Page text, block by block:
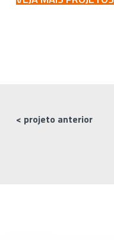
< projeto anterior